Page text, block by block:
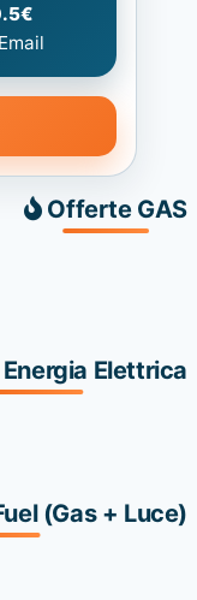
Offerte GAS
Elettrica
(Gas + Luce)